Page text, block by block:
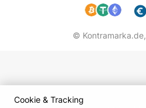
© Kontramarka.de,
Cookie & Tracking